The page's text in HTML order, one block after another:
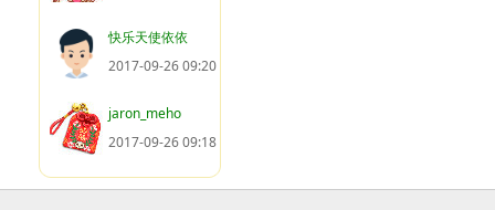
快乐天使依依
2017-09-26 09:20
jaron_meho
2017-09-26 09:18